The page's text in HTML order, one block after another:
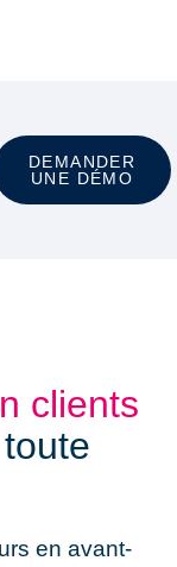
DEMANDER
UNE DÉMO
clients
en avant-